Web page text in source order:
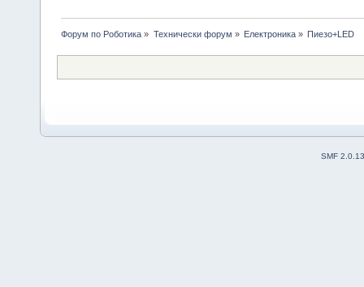
Форум по Роботика » Технически форум » Електроника» Пиезо+LED
SMF 2.0.13